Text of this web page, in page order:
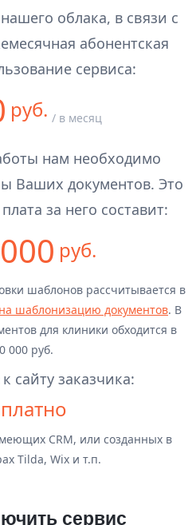
облака, в связи с
абонентская
сервиса:
руб. / в месяц
нам необходимо
Ваших документов. Это
за него составит:
руб.
шаблонов рассчитывается в
шаблонизацию документов. В
для клиники обходится в
000 руб.
сайту заказчика:
CRM, или созданных в
Tilda, Wix и т.п.
сервис